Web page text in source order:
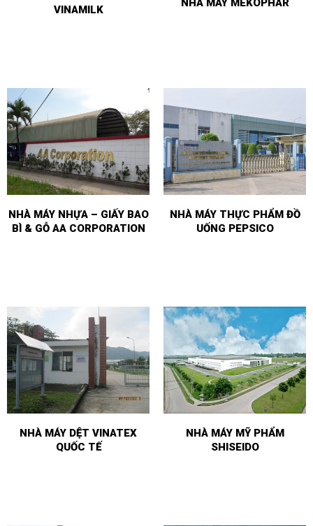
VINAMILK
NHÀ MÁY NHỰA – GIẤY BAO
BÌ & GỖ AA CORPORATION
NHÀ MÁY THỰC PHẨM ĐỒ
UỐNG PEPSICO
NHÀ MÁY DỆT VINATEX
QUỐC TẾ
NHÀ MÁY MỸ PHẨM
SHISEIDO